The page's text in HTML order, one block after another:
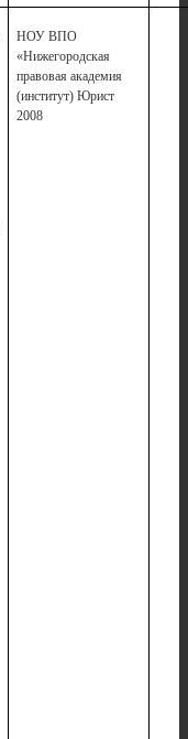
НОУ ВПО
«Нижегородская
правовая академия
(институт) Юрист
2008